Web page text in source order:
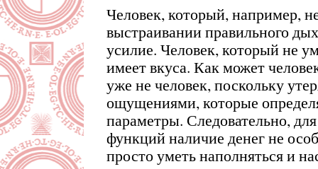
Человек, который, например,
выстраивании правильного
усилие. Человек, который не
имеет вкуса. Как может
уже не человек, поскольку
ощущениями, которые
параметры. Следовательно,
функций наличие денег не
просто уметь наполняться и